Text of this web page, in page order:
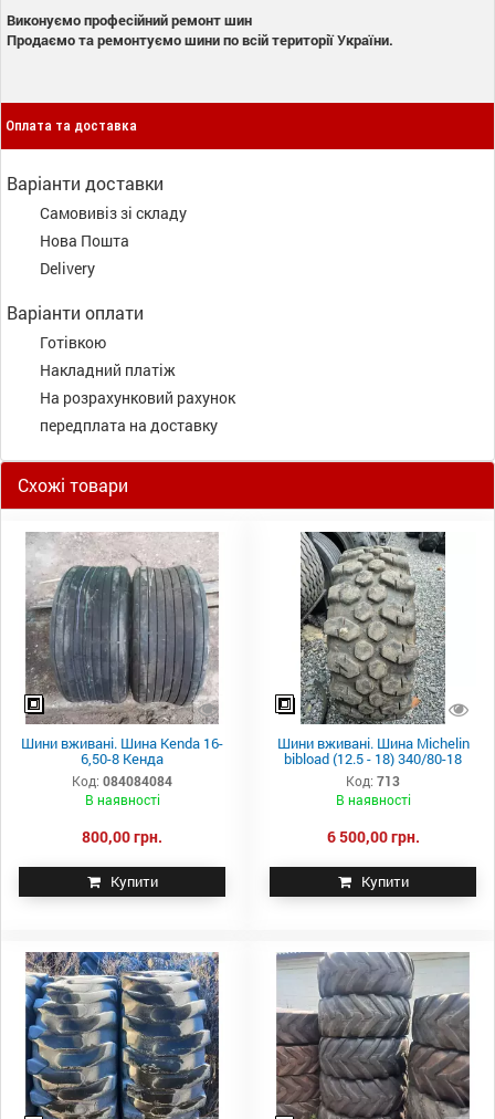
Виконуємо професійний ремонт шин
Продаємо та ремонтуємо шини по всій території України.
Оплата та доставка
Варіанти доставки
Самовивіз зі складу
Нова Пошта
Delivery
Варіанти оплати
Готівкою
Накладний платіж
На розрахунковий рахунок
передплата на доставку
Схожі товари
Шини вживані. Шина Kenda 16-
6,50-8 Кенда
Код: 084084084
В наявності
800,00 грн.
Купити
Шини вживані. Шина Michelin
bibload (12.5 - 18) 340/80-18
Код: 713
В наявності
6 500,00 грн.
Купити